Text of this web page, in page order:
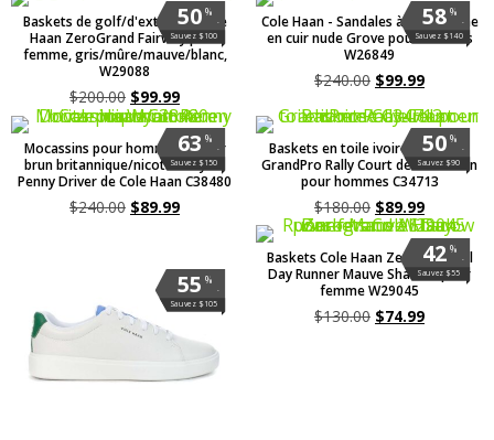
%
.
50
Sauvez $100
Baskets de golf/d'extérieur Cole
Haan ZeroGrand Fairway pour
femme, gris/mûre/mauve/blanc,
W29088
$200.00 $99.99
%
.
58
Sauvez $140
Cole Haan - Sandales à plateforme
en cuir nude Grove pour femmes
W26849
$240.00 $99.99
%
.
63
Sauvez $150
Mocassins pour hommes en cuir
brun britannique/nicotine Wyatt
Penny Driver de Cole Haan C38480
$240.00 $89.99
%
.
50
Sauvez $90
Baskets en toile ivoire/naturelle
GrandPro Rally Court de Cole Haan
pour hommes C34713
$180.00 $89.99
%
.
55
Sauvez $105
%
.
42
Sauvez $55
Baskets Cole Haan Zerogrand All
Day Runner Mauve Shadow pour
femme W29045
$130.00 $74.99